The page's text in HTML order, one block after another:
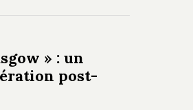
» : un
post-